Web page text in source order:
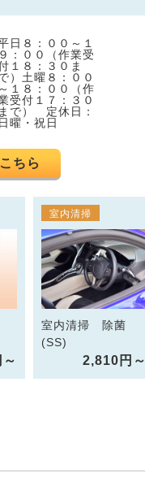
日８：００～１
９：００（作業受
１８：３０ま
）土曜８：００
～１８：００（作
受付１７：３０
まで） 定休日：
日曜・祝日
ちら
室内清掃
室内清掃 除菌
(SS)
2,810円～